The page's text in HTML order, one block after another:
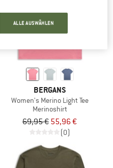
20%
BERGANS
Women's Merino Light Tee
Merinoshirt
69,95 € 55,96 €
(0)
ALLE AUSWÄHLEN